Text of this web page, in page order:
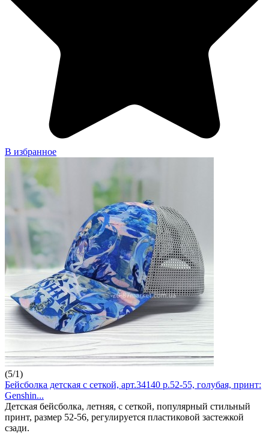
В избранное
(5/1)
Бейсболка детская с сеткой, арт.34140 р.52-55, голубая, принт:
Genshin...
Детская бейсболка, летняя, с сеткой, популярный стильный
принт, размер 52-56, регулируется пластиковой застежкой
сзади.